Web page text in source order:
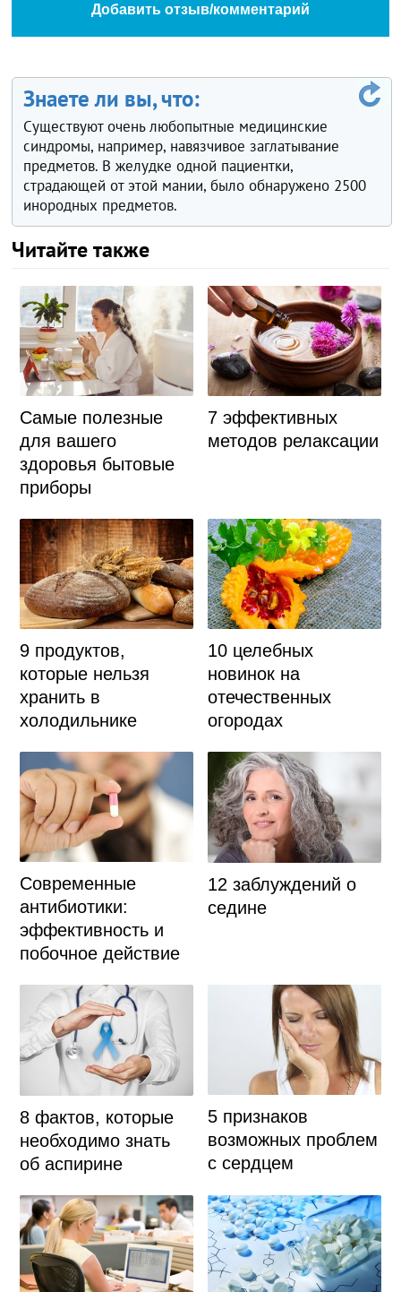
Добавить отзыв/комментарий
Знаете ли вы, что:
Существуют очень любопытные медицинские
синдромы, например, навязчивое заглатывание
предметов. В желудке одной пациентки,
страдающей от этой мании, было обнаружено 2500
инородных предметов.
Читайте также
Самые полезные
для вашего
здоровья бытовые
приборы
7 эффективных
методов релаксации
9 продуктов,
которые нельзя
хранить в
холодильнике
10 целебных
новинок на
отечественных
огородах
Современные
антибиотики:
эффективность и
побочное действие
12 заблуждений о
седине
8 фактов, которые
необходимо знать
об аспирине
5 признаков
возможных проблем
с сердцем